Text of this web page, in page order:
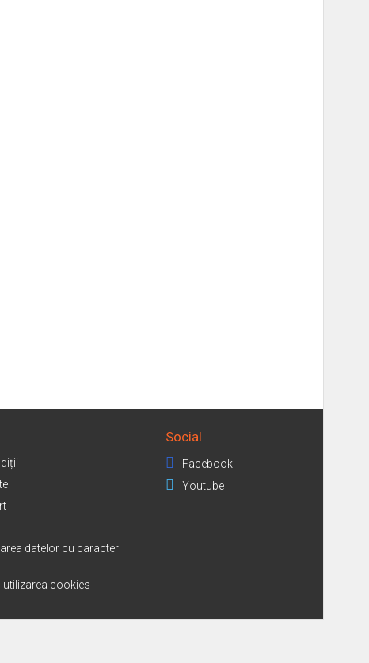
datelor cu caracter
utilizarea cookies
Social
Facebook
Youtube